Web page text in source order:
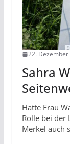
22. Dezember
Sahra
Hatte Frau
Rolle bei der
Merkel auch